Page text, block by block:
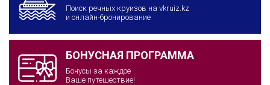
Поиск речных круизов на vkruiz.kz
и онлайн-бронирование
БОНУСНАЯ ПРОГРАММА
Бонусы за каждое
Ваше путешествие!